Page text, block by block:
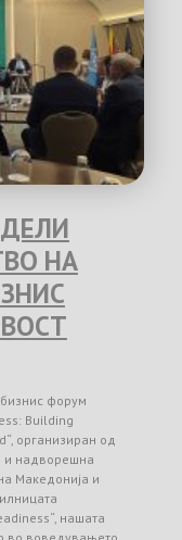
НА
форум
Building
организиран од
и надворешна
Македонија и
нашата